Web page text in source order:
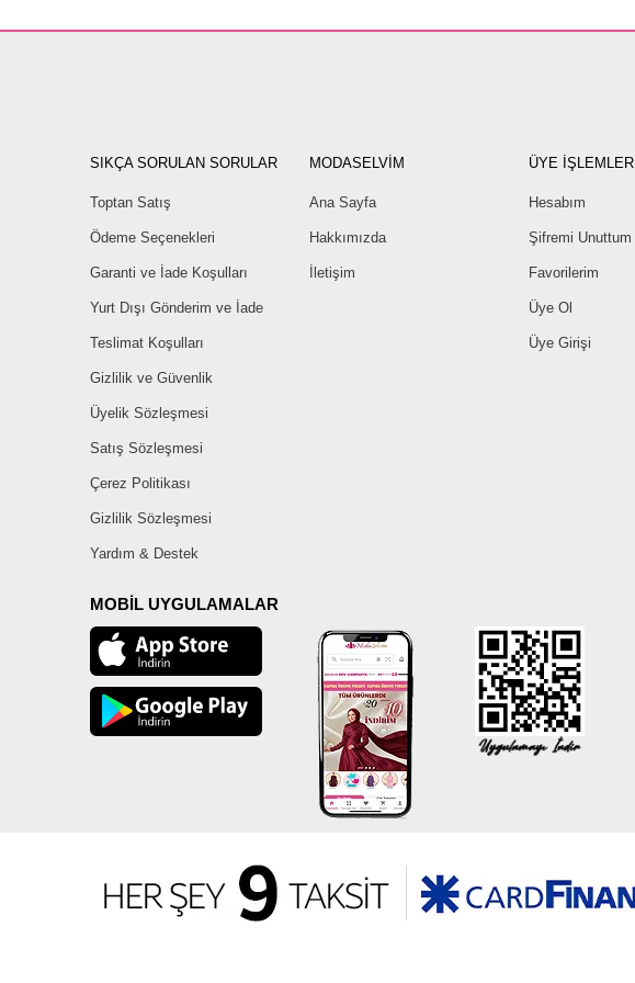
SIKÇA SORULAN SORULAR
Toptan Satış
Ödeme Seçenekleri
Garanti ve İade Koşulları
Yurt Dışı Gönderim ve İade
Teslimat Koşulları
Gizlilik ve Güvenlik
Üyelik Sözleşmesi
Satış Sözleşmesi
Çerez Politikası
Gizlilik Sözleşmesi
Yardım & Destek
MODASELVİM
Ana Sayfa
Hakkımızda
İletişim
ÜYE İŞLEMLERİ
Hesabım
Şifremi Unuttum
Favorilerim
Üye Ol
Üye Girişi
MOBİL UYGULAMALAR